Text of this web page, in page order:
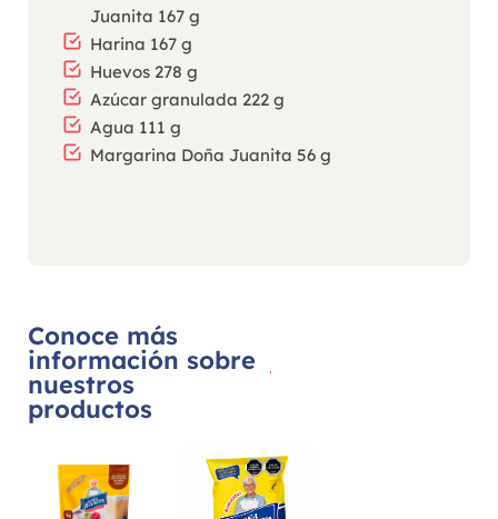
Juanita 167 g
Harina 167 g
Huevos 278 g
Azúcar granulada 222 g
Agua 111 g
Margarina Doña Juanita 56 g
Conoce más
información sobre
nuestros
productos